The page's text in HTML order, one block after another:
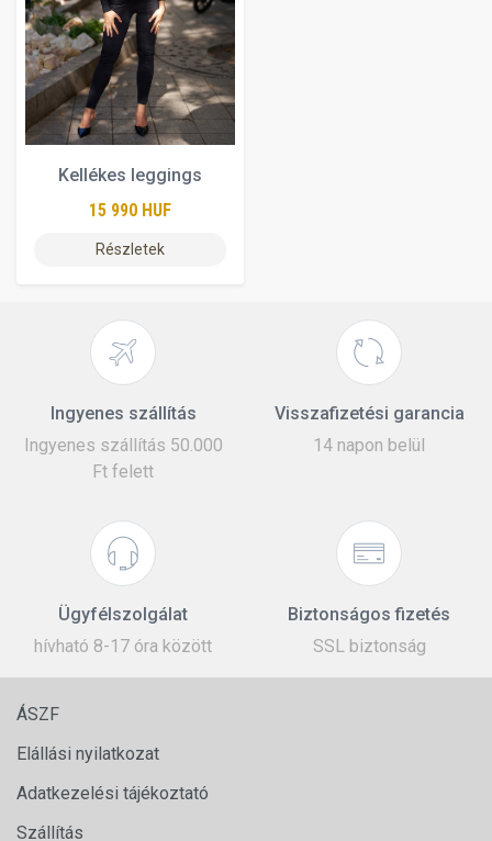
Kellékes leggings
15 990 HUF
Részletek
Ingyenes szállítás
Ingyenes szállítás 50.000
Ft felett
Visszafizetési garancia
14 napon belül
Ügyfélszolgálat
hívható 8-17 óra között
Biztonságos fizetés
SSL biztonság
ÁSZF
Elállási nyilatkozat
Adatkezelési tájékoztató
Szállítás